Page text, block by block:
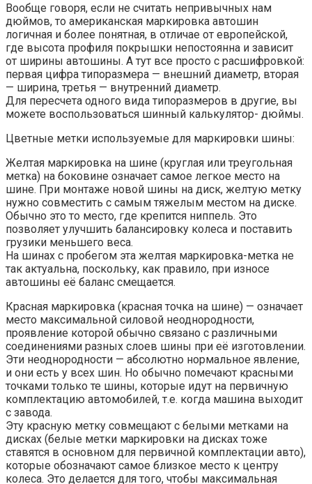
Вообще говоря, если не считать непривычных нам
дюймов, то американская маркировка автошин
логичная и более понятная, в отличае от европейской,
где высота профиля покрышки непостоянна и зависит
от ширины автошины. А тут все просто с расшифровкой:
первая цифра типоразмера — внешний диаметр, вторая
— ширина, третья — внутренний диаметр.
Для пересчета одного вида типоразмеров в другие, вы
можете воспользоваться шинный калькулятор- дюймы.
Цветные метки используемые для маркировки шины:
Желтая маркировка на шине (круглая или треугольная
метка) на боковине означает самое легкое место на
шине. При монтаже новой шины на диск, желтую метку
нужно совместить с самым тяжелым местом на диске.
Обычно это то место, где крепится ниппель. Это
позволяет улучшить балансировку колеса и поставить
грузики меньшего веса.
На шинах с пробегом эта желтая маркировка-метка не
так актуальна, поскольку, как правило, при износе
автошины её баланс смещается.
Красная маркировка (красная точка на шине) — означает
место максимальной силовой неоднородности,
проявление которой обычно связано с различными
соединениями разных слоев шины при её изготовлении.
Эти неоднородности — абсолютно нормальное явление,
и они есть у всех шин. Но обычно помечают красными
точками только те шины, которые идут на первичную
комплектацию автомобилей, т.е. когда машина выходит
с завода.
Эту красную метку совмещают с белыми метками на
дисках (белые метки маркировки на дисках тоже
ставятся в основном для первичной комплектации авто),
которые обозначают самое близкое место к центру
колеса. Это делается для того, чтобы максимальная